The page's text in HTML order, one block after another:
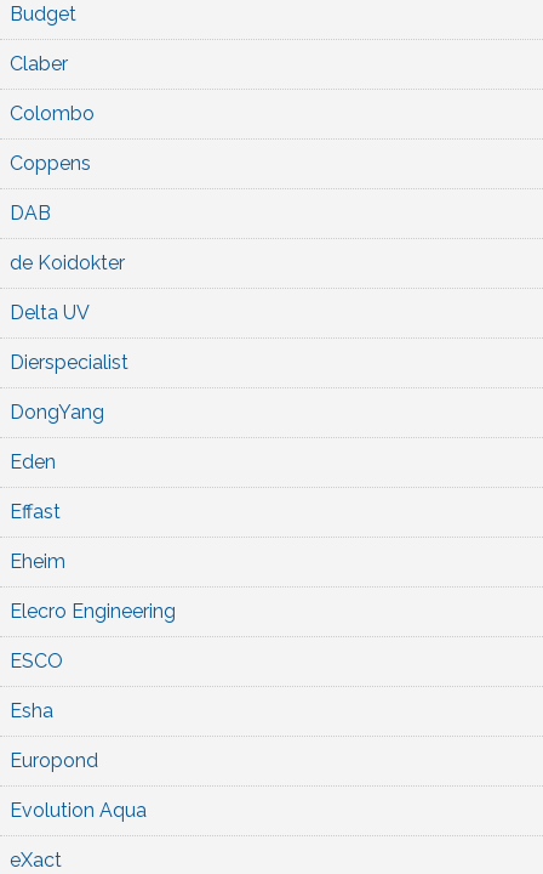
Budget
Claber
Colombo
Coppens
DAB
de Koidokter
Delta UV
Dierspecialist
DongYang
Eden
Effast
Eheim
Elecro Engineering
ESCO
Esha
Europond
Evolution Aqua
eXact